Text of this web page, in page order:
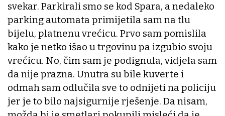
svekar. Parkirali smo se kod Spara, a nedaleko
parking automata primijetila sam na tlu
bijelu, platnenu vrećicu. Prvo sam pomislila
kako je netko išao u trgovinu pa izgubio svoju
vrećicu. No, čim sam je podignula, vidjela sam
da nije prazna. Unutra su bile kuverte i
odmah sam odlučila sve to odnijeti na policiju
jer je to bilo najsigurnije rješenje. Da nisam,